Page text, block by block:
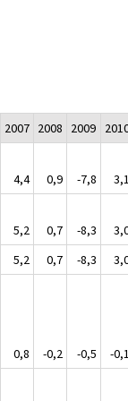
2007 2008 2009
4,4 0,9 -7,8
5,2 0,7 -8,3
5,2 0,7 -8,3
0,8 -0,2 -0,5
-